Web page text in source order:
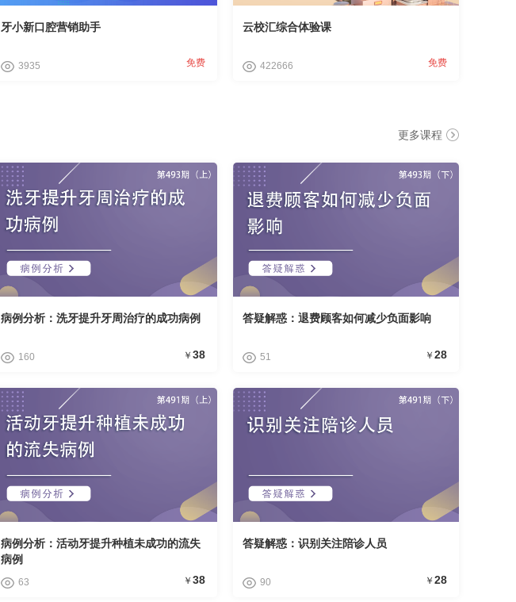
牙小新口腔营销助手
3935 免费
云校汇综合体验课
422666 免费
更多课程
病例分析：洗牙提升牙周治疗的成功病例
160 ￥ 38
答疑解惑：退费顾客如何减少负面影响
51 ￥ 28
病例分析：活动牙提升种植未成功的流失
病例
63 ￥ 38
答疑解惑：识别关注陪诊人员
90 ￥ 28